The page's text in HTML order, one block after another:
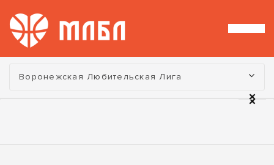
Турнир:
Воронежская Любительская Лига